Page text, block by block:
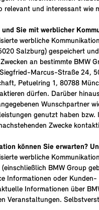
relevant und interessant wie
Sie mit werblicher
werbliche
Salzburg) gespeichert
an bestimmte
Marcus-Straße 24,
Petuelring 1, 80788
dürfen. Darüber
Wunschpartner
genutzt haben
Zwecke
können Sie erwarten?
werbliche
BMW Group
Informationen oder
Informationen über
Veranstaltungen.